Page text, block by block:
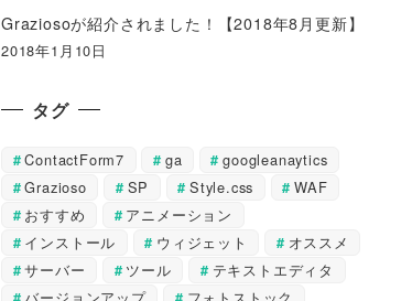
Graziosoが紹介されました！【2018年8月更新】
2018年1月10日
タグ
ContactForm7 ga
googleanaytics
Grazioso
SP Style.css
WAF
おすすめ
アニメーション
インストール
ウィジェット
オススメ
サーバー
ツール
テキストエディタ